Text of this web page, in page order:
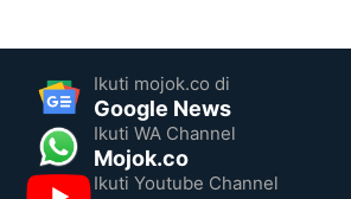
Ikuti mojok.co di
Google News
Ikuti WA Channel
Mojok.co
Ikuti Youtube Channel